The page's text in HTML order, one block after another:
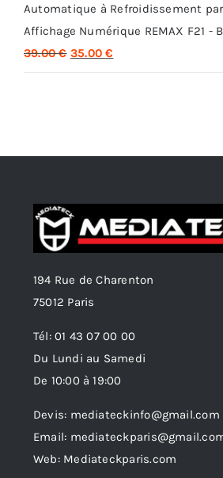
était :
35.00 €.
est :
29.00 €.
Automatique à Refroidissement par
Affichage Numérique REMAX F21 -
39.00€ Le
35.00€
194 Rue de Charenton
75012 Paris
Tél: 01 43 07 00 00
Du Lundi au Samedi
De 10:00 à 19:00
Devis: mediateckinfo@gmail.com
Email:
Web: Mediateckparis.com